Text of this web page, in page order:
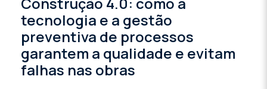
tecnologia e a gestão
preventiva de processos
garantem a qualidade e evitam
falhas nas obras